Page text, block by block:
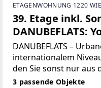
ETAGENWOHNUNG 1220
39. Etage inkl.
DANUBEFLATS:
Fitness and
DANUBEFLATS –
internationalem
den Sie sonst nur
der Welt kennen – die
3 passende Objekte